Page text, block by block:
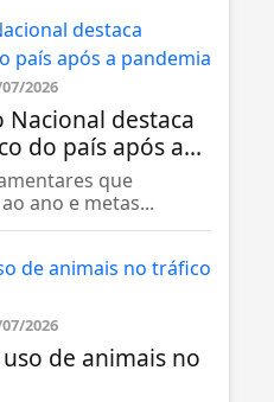
2026
Nacional destaca
do país após a...
que
ano e metas...
2026
de animais no